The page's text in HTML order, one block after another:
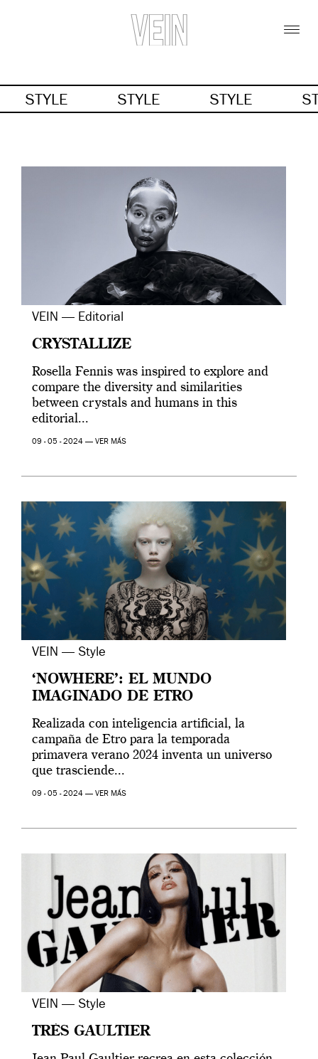
STYLE STYLE STYLE
VEIN — Editorial
CRYSTALLIZE
Rosella Fennis was inspired to explore and
compare the diversity and similarities
between crystals and humans in this
editorial...
09 - 05 - 2024 — VER MÁS
VEIN — Style
‘NOWHERE’: EL MUNDO
IMAGINADO DE ETRO
Realizada con inteligencia artificial, la
campaña de Etro para la temporada
primavera verano 2024 inventa un universo
que trasciende...
09 - 05 - 2024 — VER MÁS
VEIN — Style
TRÈS GAULTIER